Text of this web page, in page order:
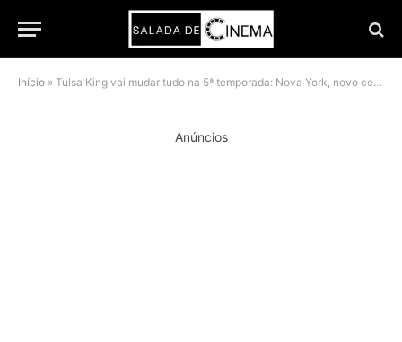
Início » Tulsa King vai mudar tudo na 5ª temporada: Nova York, novo cenário e spin-off de Samuel L. Jackson
Anúncios